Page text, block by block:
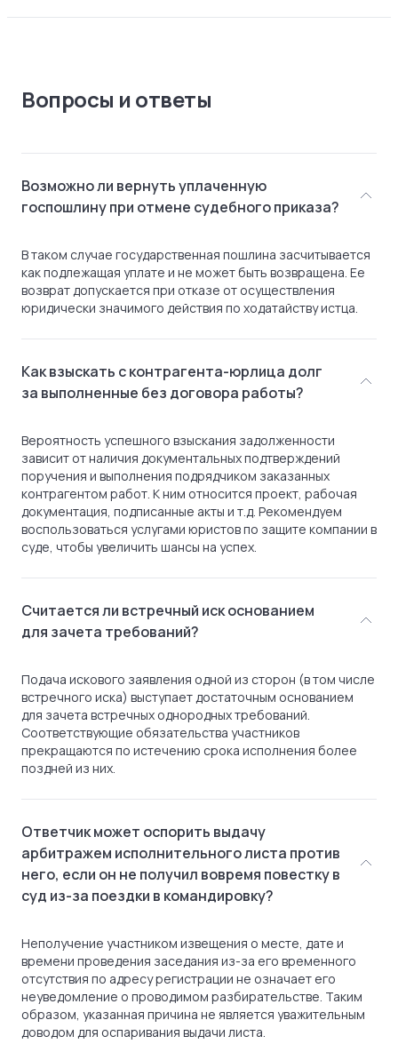
Вопросы и ответы
Возможно ли вернуть уплаченную
госпошлину при отмене судебного приказа?
В таком случае государственная пошлина засчитывается
как подлежащая уплате и не может быть возвращена. Ее
возврат допускается при отказе от осуществления
юридически значимого действия по ходатайству истца.
Как взыскать с контрагента-юрлица долг
за выполненные без договора работы?
Вероятность успешного взыскания задолженности
зависит от наличия документальных подтверждений
поручения и выполнения подрядчиком заказанных
контрагентом работ. К ним относится проект, рабочая
документация, подписанные акты и т.д. Рекомендуем
воспользоваться услугами юристов по защите компании в
суде, чтобы увеличить шансы на успех.
Считается ли встречный иск основанием
для зачета требований?
Подача искового заявления одной из сторон (в том числе
встречного иска) выступает достаточным основанием
для зачета встречных однородных требований.
Соответствующие обязательства участников
прекращаются по истечению срока исполнения более
поздней из них.
Ответчик может оспорить выдачу
арбитражем исполнительного листа против
него, если он не получил вовремя повестку в
суд из-за поездки в командировку?
Неполучение участником извещения о месте, дате и
времени проведения заседания из-за его временного
отсутствия по адресу регистрации не означает его
неуведомление о проводимом разбирательстве. Таким
образом, указанная причина не является уважительным
доводом для оспаривания выдачи листа.